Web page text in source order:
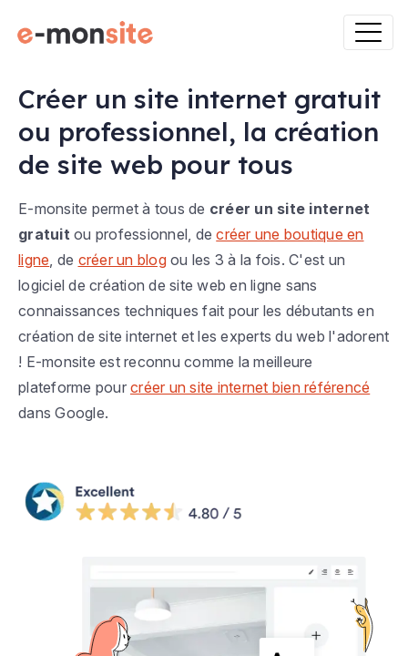
Créer un site internet gratuit
ou professionnel, la création
de site web pour tous
E-monsite permet à tous de créer un site internet
gratuit ou professionnel, decréer une boutique en
ligne , de créer un blogou les 3 à la fois. C'est un
logiciel de création de site web en ligne sans
connaissances techniques fait pour les débutants en
création de site internet et les experts du web l'adorent
! E-monsite est reconnu comme la meilleure
plateforme pour créer un site internet bien référencé
dans Google.